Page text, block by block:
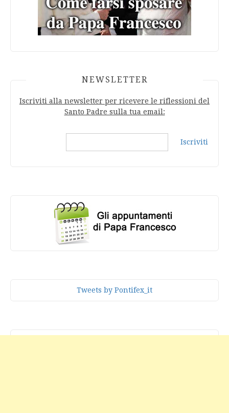
NEWSLETTER
Iscriviti alla newsletter per ricevere le riflessioni del
Santo Padre sulla tua email:
Iscriviti
Tweets by Pontifex_it